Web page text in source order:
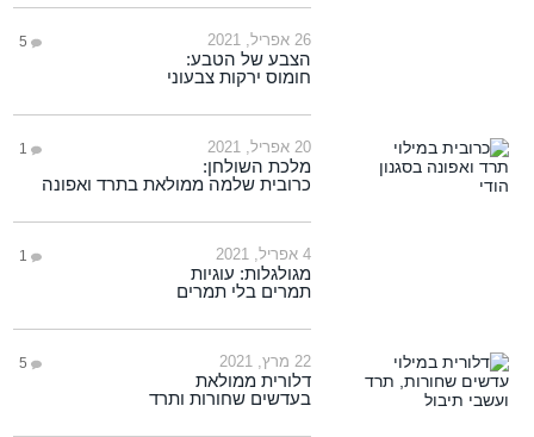
26 אפריל, 2021 5
הצבע של הטבע:
חומוס ירקות צבעוני
20 אפריל, 2021 1
מלכת השולחן:
כרובית שלמה ממולאת בתרד ואפונה
4 אפריל, 2021 1
מגולגלות: עוגיות
תמרים בלי תמרים
22 מרץ, 2021 5
דלורית ממולאת
בעדשים שחורות ותרד